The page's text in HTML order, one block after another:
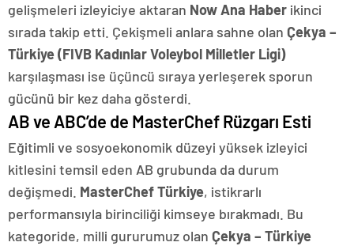
gelişmeleri izleyiciye aktaran Now Ana Haber ikinci
sırada takip etti. Çekişmeli anlara sahne olan Çekya –
Türkiye (FIVB Kadınlar Voleybol Milletler Ligi)
karşılaşması ise üçüncü sıraya yerleşerek sporun
gücünü bir kez daha gösterdi.
AB ve ABC’de de MasterChef Rüzgarı Esti
Eğitimli ve sosyoekonomik düzeyi yüksek izleyici
kitlesini temsil eden AB grubunda da durum
değişmedi. MasterChef Türkiye, istikrarlı
performansıyla birinciliği kimseye bırakmadı. Bu
kategoride, milli gururumuz olan Çekya – Türkiye